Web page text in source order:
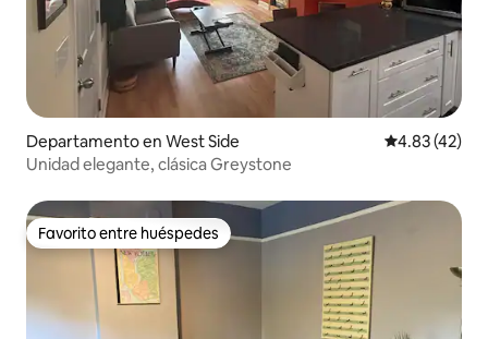
Departamento en West Side Calificación
4.83 (42)
Unidad elegante, clásica Greystone
Favorito entre huéspedes
Favorito entre huéspedes